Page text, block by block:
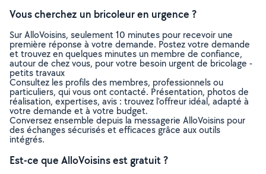
Vous cherchez un bricoleur en urgence ?
Sur AlloVoisins, seulement 10 minutes pour recevoir une
première réponse à votre demande. Postez votre demande
et trouvez en quelques minutes un membre de confiance,
autour de chez vous, pour votre besoin urgent de bricolage -
petits travaux
Consultez les profils des membres, professionnels ou
particuliers, qui vous ont contacté. Présentation, photos de
réalisation, expertises, avis : trouvez l'offreur idéal, adapté à
votre demande et à votre budget.
Conversez ensemble depuis la messagerie AlloVoisins pour
des échanges sécurisés et efficaces grâce aux outils
intégrés.
Est-ce que AlloVoisins est gratuit ?